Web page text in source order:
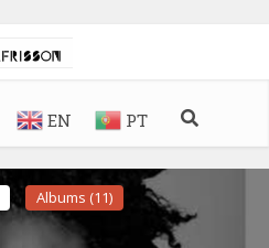
EN PT
Albums (11)